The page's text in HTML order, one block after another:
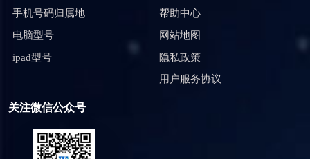
手机号码归属地
电脑型号
ipad型号
帮助中心
网站地图
隐私政策
用户服务协议
关注微信公众号